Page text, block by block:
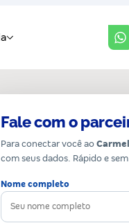
Fale com o
Para conectar você ao
com seus dados. Rápido e
Nome completo